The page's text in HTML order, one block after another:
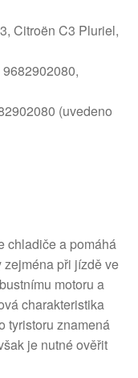
Citroën C3 Pluriel,
(uvedeno
chladiče a pomáhá
při jízdě ve
motoru a
charakteristika
tyristoru znamená
je nutné ověřit